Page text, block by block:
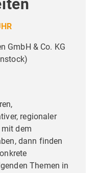
GmbH & Co. KG
)
regionaler
dem
dann finden
Themen in